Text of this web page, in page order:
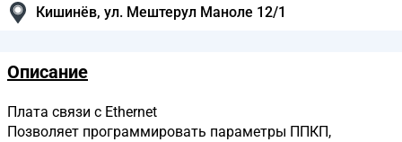
Кишинёв, ул. Мештерул Маноле 12/1
Описание
Плата связи с Ethernet
Позволяет программировать параметры ППКП,